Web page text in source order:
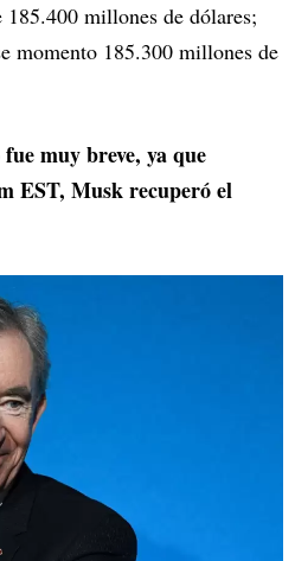
millones de dólares;
momento 185.300 millones de
muy breve, ya que
EST, Musk recuperó el